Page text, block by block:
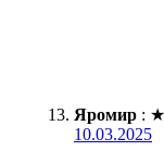
Яромир : ★
10.03.2025